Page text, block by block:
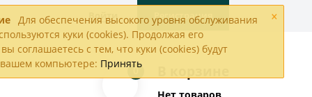
×
Для обеспечения высокого уровня обслуживания
куки (cookies). Продолжая его
соглашаетесь с тем, что куки (cookies) будут
вашем компьютере: Принять
Войти Регистрация
0